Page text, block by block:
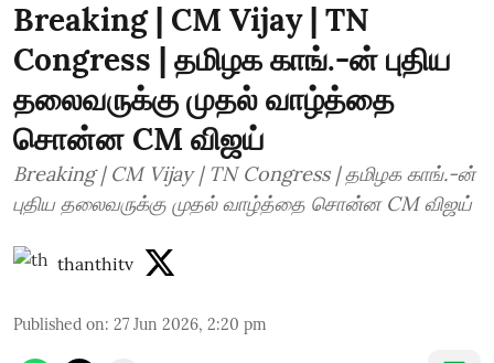
Breaking | CM Vijay | TN
Congress | தமிழக காங்.-ன் புதிய
தலைவருக்கு முதல் வாழ்த்தை
சொன்ன CM விஜய்
Breaking | CM Vijay | TN Congress | தமிழக காங்.-ன்
புதிய தலைவருக்கு முதல் வாழ்த்தை சொன்ன CM விஜய்
thanthitv
Published on: 27 Jun 2026, 2:20 pm